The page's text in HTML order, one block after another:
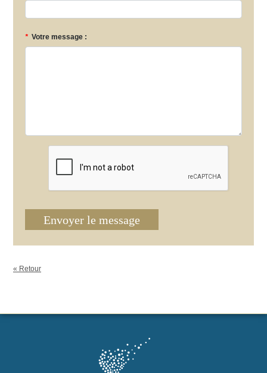
* Votre message :
Envoyer le message
« Retour